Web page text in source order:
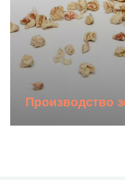
Производство